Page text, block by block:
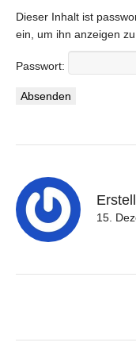
Dieser Inhalt ist
ein, um ihn anzeigen zu
Passwort:
15.